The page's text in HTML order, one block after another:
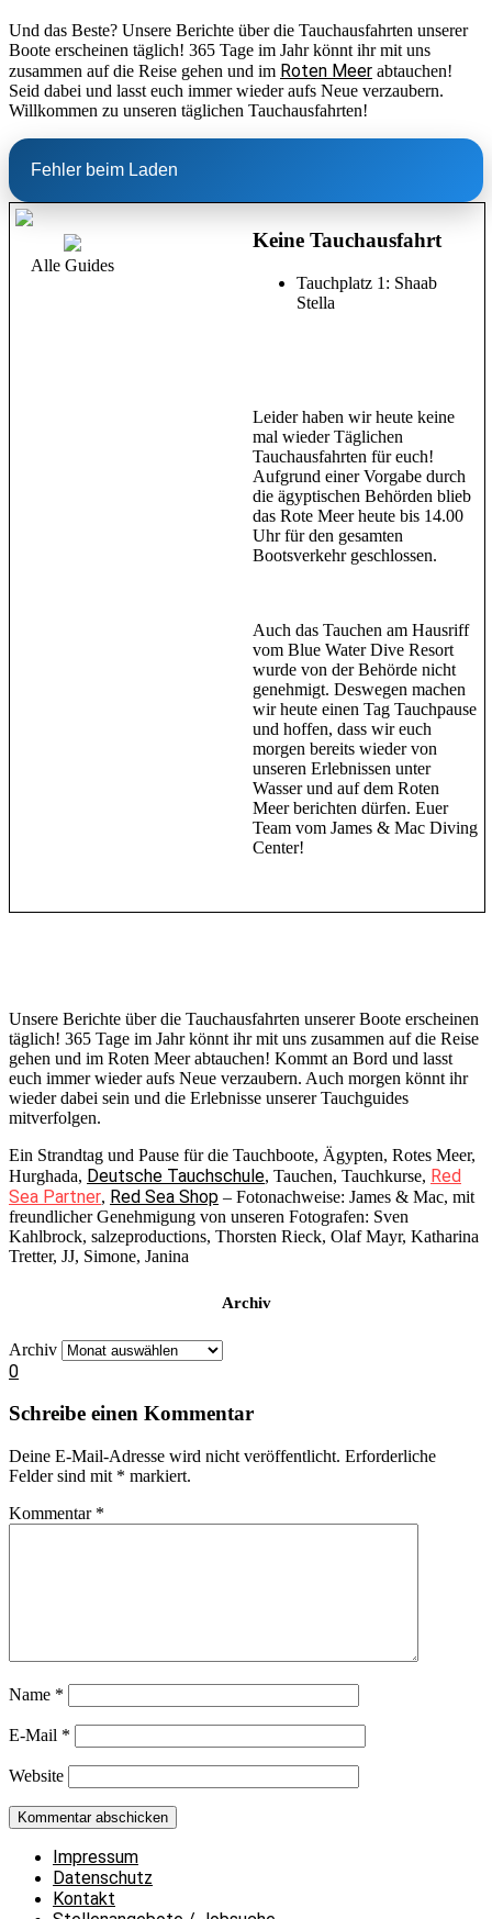
Und das Beste? Unsere Berichte über die Tauchausfahrten unserer
Boote erscheinen täglich! 365 Tage im Jahr könnt ihr mit uns
zusammen auf die Reise gehen und im Roten Meer abtauchen!
Seid dabei und lasst euch immer wieder aufs Neue verzaubern.
Willkommen zu unseren täglichen Tauchausfahrten!
Fehler beim Laden
Alle Guides
Keine Tauchausfahrt
Tauchplatz 1: Shaab
Stella
Leider haben wir heute keine
mal wieder Täglichen
Tauchausfahrten für euch!
Aufgrund einer Vorgabe durch
die ägyptischen Behörden blieb
das Rote Meer heute bis 14.00
Uhr für den gesamten
Bootsverkehr geschlossen.
Auch das Tauchen am Hausriff
vom Blue Water Dive Resort
wurde von der Behörde nicht
genehmigt. Deswegen machen
wir heute einen Tag Tauchpause
und hoffen, dass wir euch
morgen bereits wieder von
unseren Erlebnissen unter
Wasser und auf dem Roten
Meer berichten dürfen. Euer
Team vom James & Mac Diving
Center!
Unsere Berichte über die Tauchausfahrten unserer Boote erscheinen
täglich! 365 Tage im Jahr könnt ihr mit uns zusammen auf die Reise
gehen und im Roten Meer abtauchen! Kommt an Bord und lasst
euch immer wieder aufs Neue verzaubern. Auch morgen könnt ihr
wieder dabei sein und die Erlebnisse unserer Tauchguides
mitverfolgen.
Ein Strandtag und Pause für die Tauchboote, Ägypten, Rotes Meer,
Hurghada, Deutsche Tauchschule, Tauchen, Tauchkurse, Red
Sea Partner, Red Sea Shop – Fotonachweise: James & Mac, mit
freundlicher Genehmigung von unseren Fotografen: Sven
Kahlbrock, salzeproductions, Thorsten Rieck, Olaf Mayr, Katharina
Tretter, JJ, Simone, Janina
Archiv
Archiv
0
Schreibe einen Kommentar
Deine E-Mail-Adresse wird nicht veröffentlicht. Erforderliche
Felder sind mit * markiert.
Kommentar *
Name *
E-Mail *
Website
Impressum
Datenschutz
Kontakt